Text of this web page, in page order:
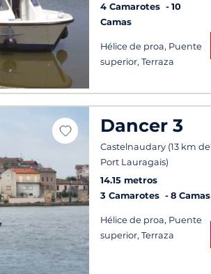
4 Camarotes
10
Camas
Hélice de proa, Puente
superior, Terraza
Dancer 3
Castelnaudary (13 km de
Port Lauragais)
14.15 metros
3 Camarotes
8 Camas
Hélice de proa, Puente
superior, Terraza